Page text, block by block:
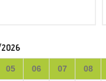
05 06 07 08